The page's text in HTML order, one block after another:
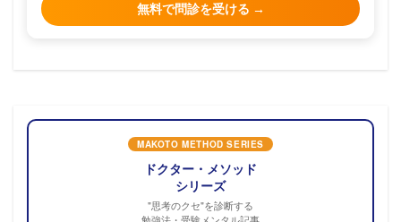
無料で問診を受ける →
MAKOTO METHOD SERIES
ドクター・メソッド
シリーズ
"思考のクセ"を診断する